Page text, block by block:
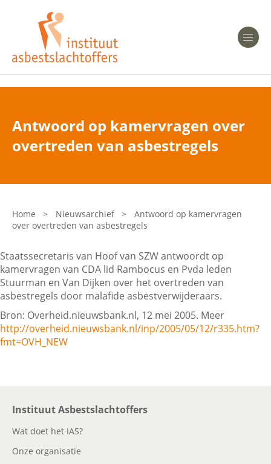
Heeft u Mesothelioom?
Heeft u Asbestose?
Bent u arts?
Asbest en Gezondheid
Laatste nieuws
Onze organisatie
Veelgestelde vragen
Contactgegevens
Antwoord op kamervragen over
overtreden van asbestregels
Home > Nieuwsarchief >
Antwoord op kamervragen
over overtreden van asbestregels
Staatssecretaris van Hoof van SZW antwoordt op
kamervragen van CDA lid Rambocus en Pvda leden
Stuurman en Van Dijken over het overtreden van
asbestregels door malafide asbestverwijderaars.
Bron: Overheid.nieuwsbank.nl, 12 mei 2005. Meer
http://overheid.nieuwsbank.nl/inp/2005/05/12/r335.htm?
fmt=OVH_NEW
Instituut Asbestslachtoffers
Wat doet het IAS?
Onze organisatie